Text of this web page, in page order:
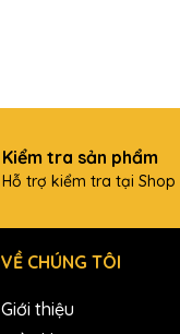
Kiểm tra sản phẩm
Hỗ trợ kiểm tra tại Shop
VỀ CHÚNG TÔI
Giới thiệu